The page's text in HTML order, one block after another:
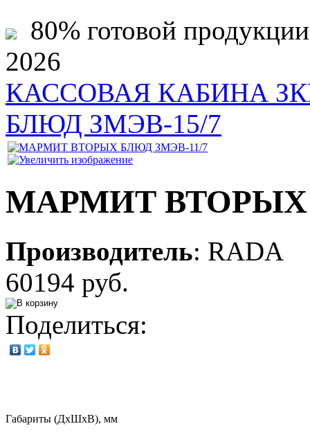
80% готовой
2026
КАССОВАЯ КАБИНА
БЛЮД ЗМЭВ-15/7
МАРМИТ ВТОРЫХ
Производитель: RADA
60194 руб.
Поделиться:
Габариты (ДхШхВ), мм